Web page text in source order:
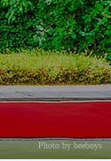
Photo by beeboys